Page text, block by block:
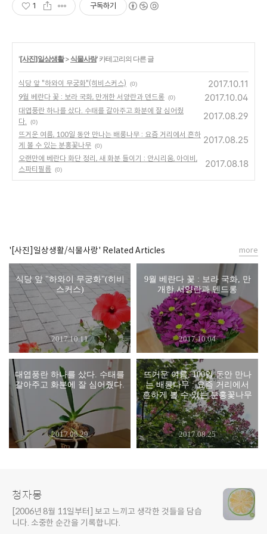
1 구독하기
'[사진]일상생활> 식물사랑' 카테고리의 다른 글
식당 앞 "하와이 무궁화"(히비스커스) (0) 2017.10.11
9월 베란다 꽃 : 보라 국화, 만개한 서양란과 덴드롱 (0) 2017.10.04
대엽풍란 하나를 샀다. 수태를 갈아주고 화분에 잘 심어줬
다.
(0)
2017.08.29
뜨거운 여름, 100일 동안 만나는 배롱나무 : 요즘 거리에서 흔하
게 볼 수 있는 분홍꽃나무 (0)
2017.08.25
오랜만에 베란다 화단 정리, 새 화분 들이기 : 안시리움, 아이비,
스파티필름 (0)
2017.08.18
'[사진]일상생활/식물사랑' Related Articles
식당 앞 "하와이 무궁화"(히비
스커스)
2017.10.11
9월 베란다 꽃 : 보라 국화, 만
개한 서양란과 덴드롱
2017.10.04
대엽풍란 하나를 샀다. 수태를
갈아주고 화분에 잘 심어줬다.
2017.08.29
뜨거운 여름, 100일 동안 만나
는 배롱나무 : 요즘 거리에서
흔하게 볼 수 있는 분홍꽃나무
2017.08.25
more
청자몽
[2006년 8월 11일부터] 보고 느끼고 생각한 것들을 담습
니다. 소중한 순간을 기록합니다.